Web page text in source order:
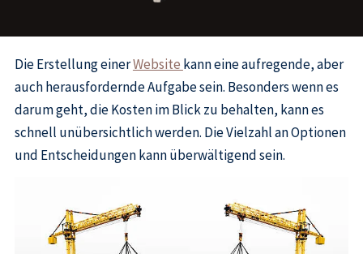
Die Erstellung einerWebsite kann eine aufregende, aber
auch herausfordernde Aufgabe sein. Besonders wenn es
darum geht, die Kosten im Blick zu behalten, kann es
schnell unübersichtlich werden. Die Vielzahl an Optionen
und Entscheidungen kann überwältigend sein.